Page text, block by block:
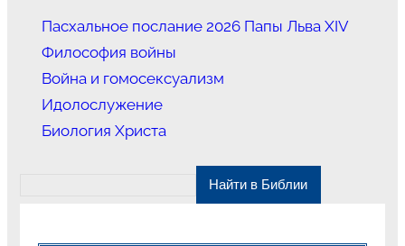
Пасхальное послание 2026 Папы Льва XIV
Философия войны
Война и гомосексуализм
Идолослужение
Биология Христа